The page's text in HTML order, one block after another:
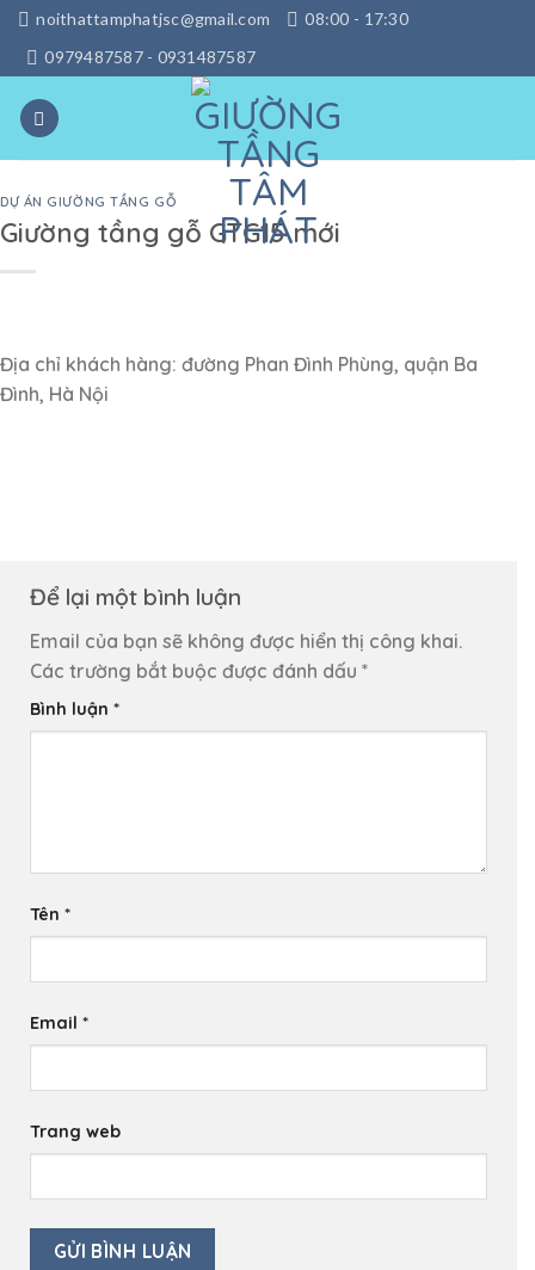
Skip
content
noithattamphatjsc@gmail.com
08:00 - 17:30
0979487587 - 0931487587
DỰ ÁN GIƯỜNG TẦNG GỖ
Giường tầng gỗ GTG15 mới
Địa chỉ khách hàng: đường Phan Đình Phùng, quận Ba
Đình, Hà Nội
Để lại một bình luận
Email của bạn sẽ không được hiển thị công khai.
Các trường bắt buộc được đánh dấu *
Bình luận *
Tên *
Email *
Trang web